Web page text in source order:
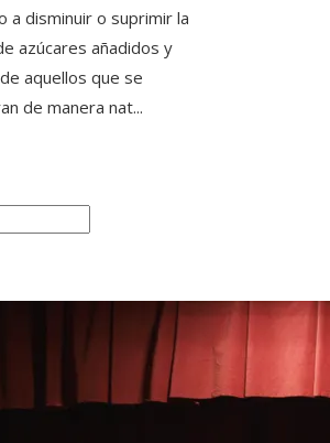
a disminuir o suprimir la
azúcares añadidos y
aquellos que se
de manera nat...